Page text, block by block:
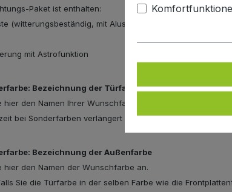
Paket ist enthalten:
(witterungsbeständig, mit Aluschiene und satinierter
mit Astrofunktion
Bezeichnung der Türfarbe
hier den Namen Ihrer Wunschfarbe an.
bei Sonderfarben verlängert sich um 5 bis 6 Wochen.
Bezeichnung der Außenfarbe
hier den Namen der Wunschfarbe an.
Sie die Türfarbe in der selben Farbe wie die